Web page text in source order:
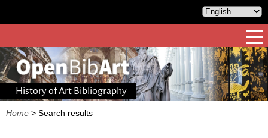
History of Art Bibliography
Home > Search results